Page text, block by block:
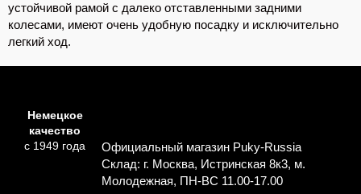
устойчивой рамой с далеко отставленными задними
колесами, имеют очень удобную посадку и исключительно
легкий ход.
Немецкое
качество
с 1949 года
Официальный магазин Puky-Russia
Склад: г. Москва, Истринская 8к3, м.
Молодежная, ПН-ВС 11.00-17.00